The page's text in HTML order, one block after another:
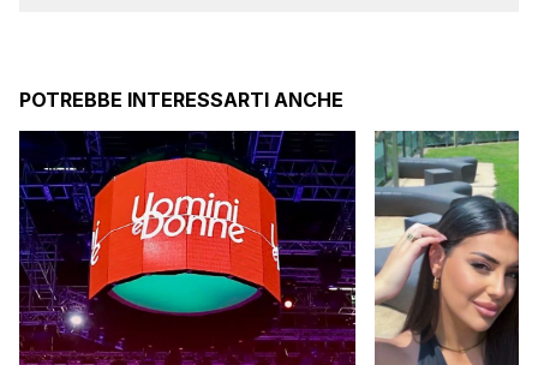
POTREBBE INTERESSARTI ANCHE